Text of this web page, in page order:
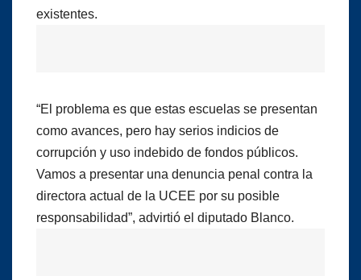
existentes.
“El problema es que estas escuelas se presentan
como avances, pero hay serios indicios de
corrupción y uso indebido de fondos públicos.
Vamos a presentar una denuncia penal contra la
directora actual de la UCEE por su posible
responsabilidad”, advirtió el diputado Blanco.